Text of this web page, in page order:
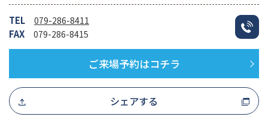
TEL 079-286-8411
FAX 079-286-8415
ご来場予約はコチラ
シェアする